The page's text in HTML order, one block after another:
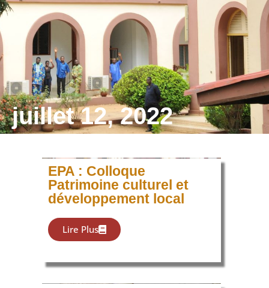
juillet 12, 2022
EPA : Colloque
Patrimoine culturel et
développement local
Lire Plus